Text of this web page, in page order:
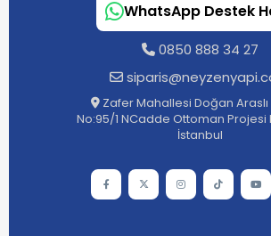
WhatsApp Destek
0850 888 34 27
Zafer Mahallesi Doğan Araslı
No:95/1 NCadde Ottoman Projesi
İstanbul